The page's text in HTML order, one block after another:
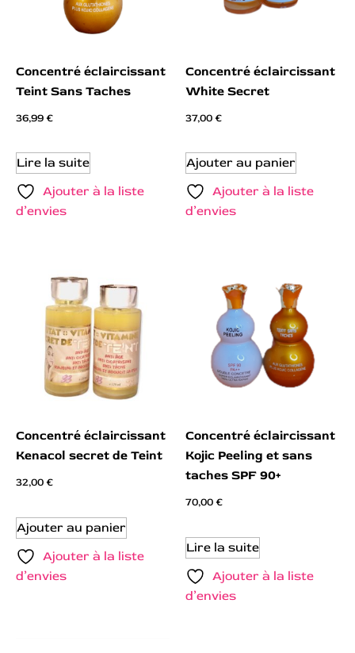
Concentré éclaircissant
Teint Sans Taches
36,99€
Lire la suite
Ajouter à la liste
d’envies
Concentré éclaircissant
White Secret
37,00€
Ajouter au panier
Ajouter à la liste
d’envies
Concentré éclaircissant
Kenacol secret de Teint
32,00€
Ajouter au panier
Ajouter à la liste
d’envies
Concentré éclaircissant
Kojic Peeling et sans
taches SPF 90+
70,00€
Lire la suite
Ajouter à la liste
d’envies